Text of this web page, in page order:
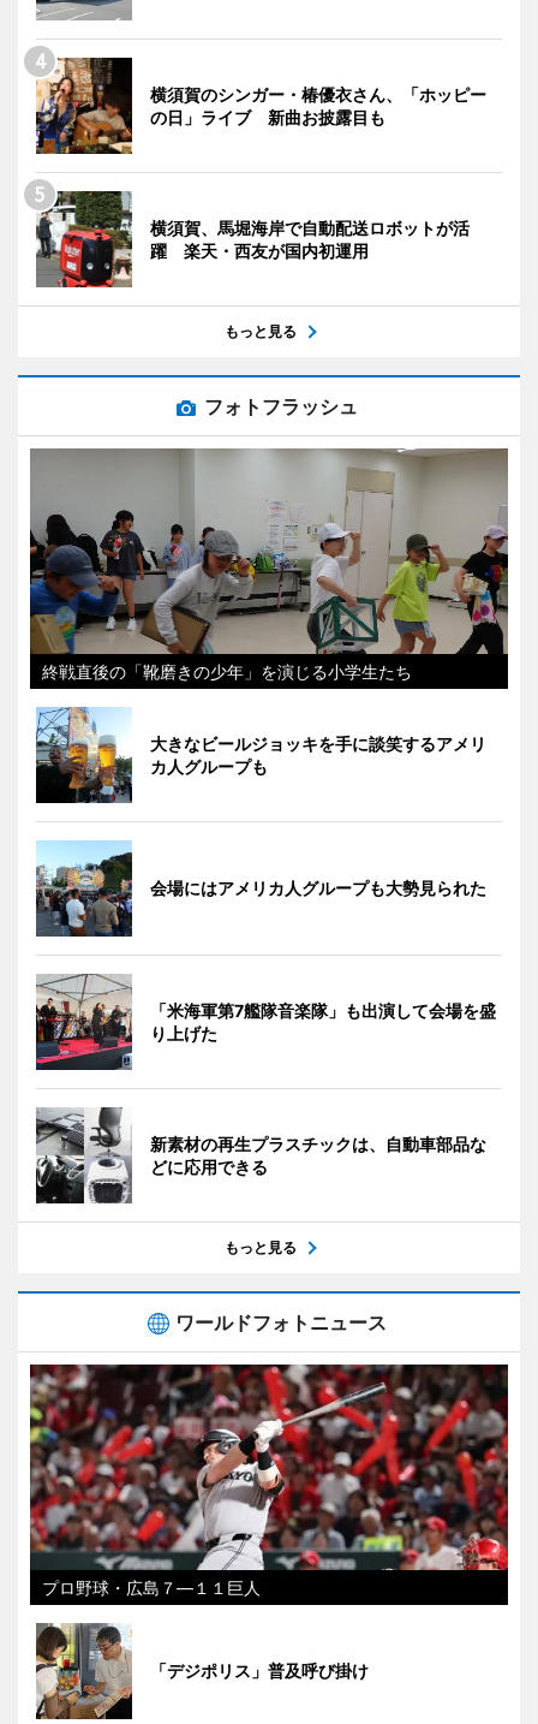
横須賀のシンガー・椿優衣さん、「ホッピー
の日」ライブ 新曲お披露目も
横須賀、馬堀海岸で自動配送ロボットが活
躍 楽天・西友が国内初運用
もっと見る
フォトフラッシュ
終戦直後の「靴磨きの少年」を演じる小学生たち
大きなビールジョッキを手に談笑するアメリ
カ人グループも
会場にはアメリカ人グループも大勢見られた
「米海軍第7艦隊音楽隊」も出演して会場を盛
り上げた
新素材の再生プラスチックは、自動車部品な
どに応用できる
もっと見る
ワールドフォトニュース
プロ野球・広島７―１１巨人
「デジポリス」普及呼び掛け